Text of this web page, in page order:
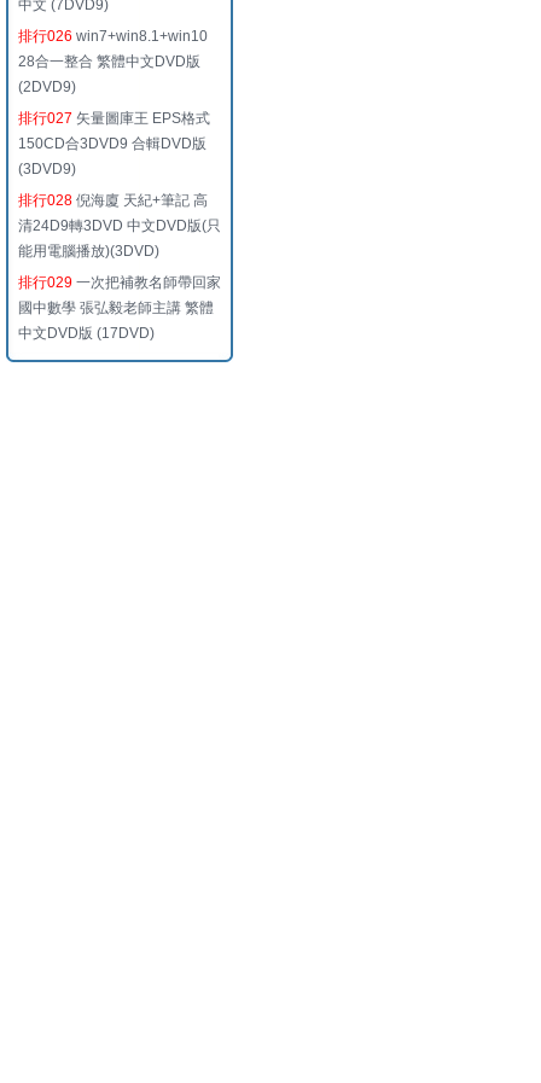
中文 (7DVD9)
排行026 win7+win8.1+win10
28合一整合 繁體中文DVD版
(2DVD9)
排行027 矢量圖庫王 EPS格式
150CD合3DVD9 合輯DVD版
(3DVD9)
排行028 倪海廈 天紀+筆記 高
清24D9轉3DVD 中文DVD版(只
能用電腦播放)(3DVD)
排行029 一次把補教名師帶回家
國中數學 張弘毅老師主講 繁體
中文DVD版 (17DVD)